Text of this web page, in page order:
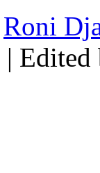
Roni
|